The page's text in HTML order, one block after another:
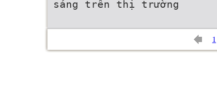
sáng trên thị trường
1